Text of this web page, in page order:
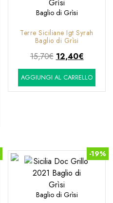
Baglio di Grìsi
Terre Siciliane Igt Syrah
Baglio di Grìsi
15,70€ Il
prezzo
originale
era:
12,40€Il
prezzo
attuale
è:
AGGIUNGI AL CARRELLO
-19%
Baglio di Grìsi